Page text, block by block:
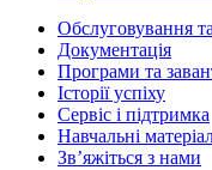
Обслуговування
Документація
Програми та
Історії успіху
Сервіс і підтримка
Навчальні
Зв’яжіться з нами